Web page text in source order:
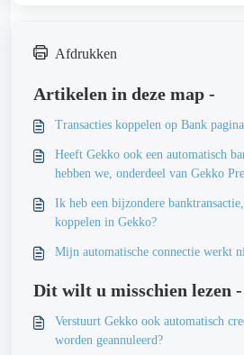
Afdrukken
Artikelen in deze map -
Transacties koppelen op Bank pagina
Heeft Gekko ook een automatisch
hebben we, onderdeel van Gekko
Ik heb een bijzondere
koppelen in Gekko?
Mijn automatische connectie werkt
Dit wilt u misschien lezen -
Verstuurt Gekko ook automatisch
worden geannuleerd?